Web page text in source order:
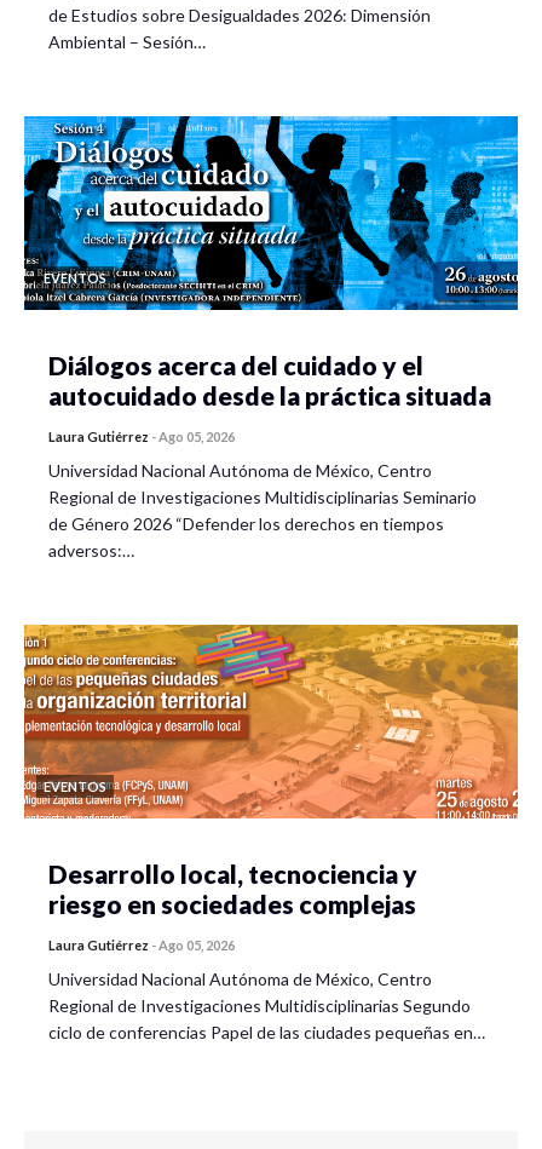
de Estudios sobre Desigualdades 2026: Dimensión
Ambiental – Sesión…
EVENTOS
Diálogos acerca del cuidado y el
autocuidado desde la práctica situada
Laura Gutiérrez - Ago 05, 2026
Universidad Nacional Autónoma de México, Centro
Regional de Investigaciones Multidisciplinarias Seminario
de Género 2026 “Defender los derechos en tiempos
adversos:…
EVENTOS
Desarrollo local, tecnociencia y
riesgo en sociedades complejas
Laura Gutiérrez - Ago 05, 2026
Universidad Nacional Autónoma de México, Centro
Regional de Investigaciones Multidisciplinarias Segundo
ciclo de conferencias Papel de las ciudades pequeñas en…